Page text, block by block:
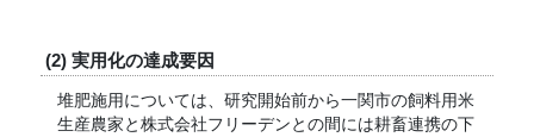
(2) 実用化の達成要因
堆肥施用については、研究開始前から一関市の飼料用米
生産農家と株式会社フリーデンとの間には耕畜連携の下